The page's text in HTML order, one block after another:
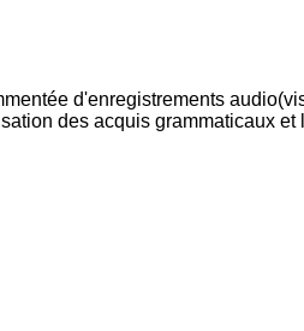
d'enregistrements
des acquis grammaticaux et